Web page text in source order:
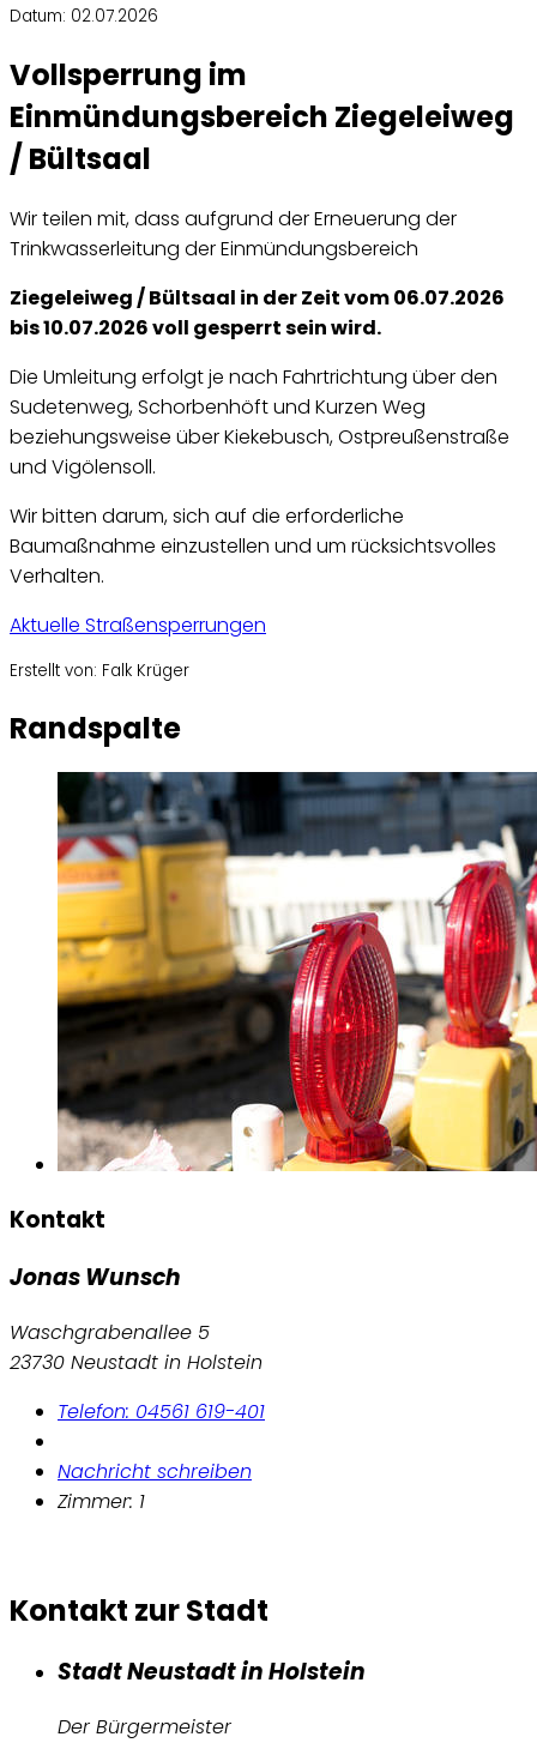
Datum: 02.07.2026
Vollsperrung im
Einmündungsbereich Ziegeleiweg
/ Bültsaal
Wir teilen mit, dass aufgrund der Erneuerung der
Trinkwasserleitung der Einmündungsbereich
Ziegeleiweg / Bültsaal in der Zeit vom 06.07.2026
bis 10.07.2026 voll gesperrt sein wird.
Die Umleitung erfolgt je nach Fahrtrichtung über den
Sudetenweg, Schorbenhöft und Kurzen Weg
beziehungsweise über Kiekebusch, Ostpreußenstraße
und Vigölensoll.
Wir bitten darum, sich auf die erforderliche
Baumaßnahme einzustellen und um rücksichtsvolles
Verhalten.
Aktuelle Straßensperrungen
Erstellt von: Falk Krüger
Randspalte
Kontakt
Jonas Wunsch
Waschgrabenallee 5
23730 Neustadt in Holstein
Telefon: 04561 619-401
Nachricht schreiben
Zimmer: 1
Kontakt zur Stadt
Stadt Neustadt in Holstein
Der Bürgermeister